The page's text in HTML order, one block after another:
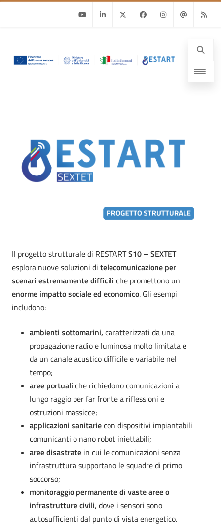
Il progetto strutturale di RESTARTS10 – SEXTET
esplora nuove soluzioni di telecomunicazione per
scenari estremamente difficili che promettono un
enorme impatto sociale ed economico. Gli esempi
includono:
ambienti sottomarini, caratterizzati da una
propagazione radio e luminosa molto limitata e
da un canale acustico difficile e variabile nel
tempo;
aree portuali che richiedono comunicazioni a
lungo raggio per far fronte a riflessioni e
ostruzioni massicce;
applicazioni sanitariecon dispositivi impiantabili
comunicanti o nano robot iniettabili;
aree disastrate in cui le comunicazioni senza
infrastruttura supportano le squadre di primo
soccorso;
monitoraggio permanente di vaste aree o
infrastrutture civili, dove i sensori sono
autosufficienti dal punto di vista energetico.